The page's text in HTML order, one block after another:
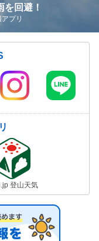
を回避！
プリ
登山天気